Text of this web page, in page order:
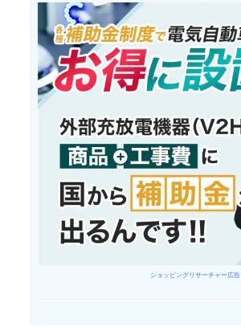
ショッピングリサーチャー広告